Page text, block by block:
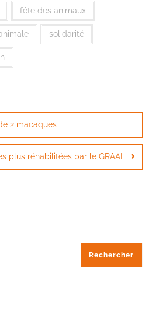
fête des animaux
solidarité
2 macaques
plus réhabilitées par le GRAAL
Rechercher